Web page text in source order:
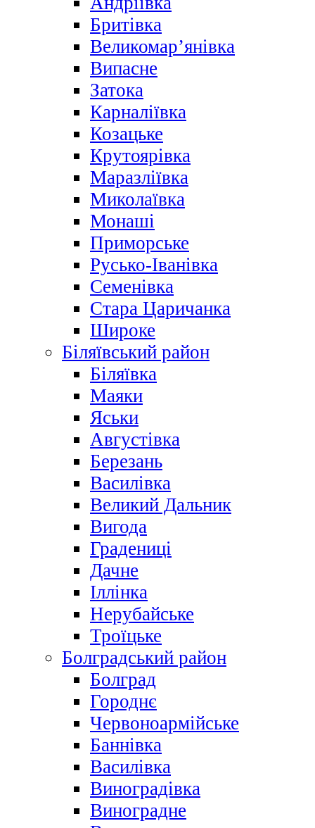
Бритівка
Великомар’янівка
Випасне
Затока
Карналіївка
Козацьке
Крутоярівка
Маразліївка
Миколаївка
Монаші
Приморське
Русько-Іванівка
Семенівка
Стара Царичанка
Широке
Біляївський район
Біляївка
Маяки
Яськи
Августівка
Березань
Василівка
Великий Дальник
Вигода
Градениці
Дачне
Іллінка
Нерубайське
Троїцьке
Болградський район
Болград
Городнє
Червоноармійське
Баннівка
Василівка
Виноградівка
Виноградне